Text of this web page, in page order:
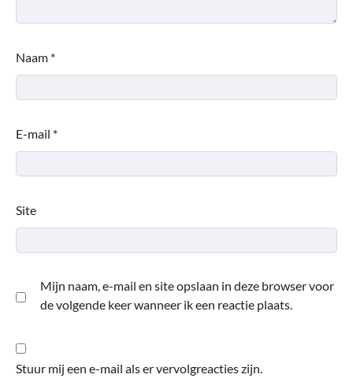
Naam *
E-mail *
Site
Mijn naam, e-mail en site opslaan in deze browser voor
de volgende keer wanneer ik een reactie plaats.
Stuur mij een e-mail als er vervolgreacties zijn.